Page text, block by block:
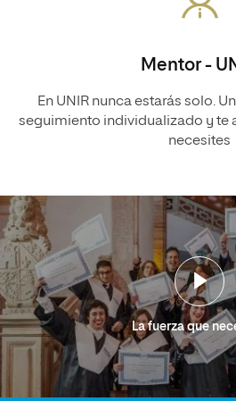
Mentor -
En UNIR nunca estarás solo.
seguimiento individualizado y te
necesites
La fuerza que